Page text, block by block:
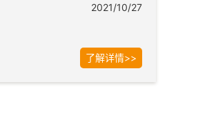
2021/10/27
了解详情>>